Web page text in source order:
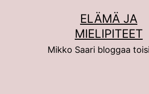
ELÄMÄ JA
MIELIPITEET
Mikko Saari bloggaa